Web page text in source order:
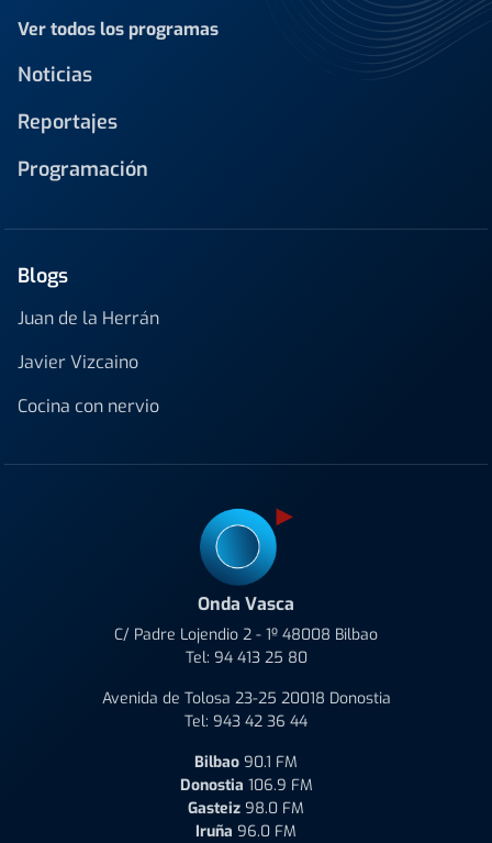
Ver todos los programas
Noticias
Reportajes
Programación
Blogs
Juan de la Herrán
Javier Vizcaino
Cocina con nervio
Onda Vasca
C/ Padre Lojendio 2 - 1º 48008 Bilbao
Tel: 94 413 25 80
Avenida de Tolosa 23-25 20018 Donostia
Tel: 943 42 36 44
Bilbao 90.1 FM
Donostia 106.9 FM
Gasteiz 98.0 FM
Iruña 96.0 FM